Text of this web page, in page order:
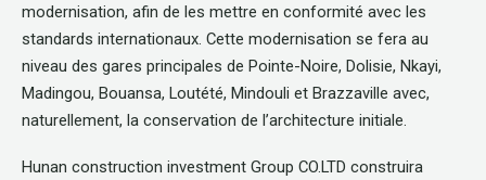
modernisation, afin de les mettre en conformité avec les
standards internationaux. Cette modernisation se fera au
niveau des gares principales de Pointe-Noire, Dolisie, Nkayi,
Madingou, Bouansa, Loutété, Mindouli et Brazzaville avec,
naturellement, la conservation de l’architecture initiale.
Hunan construction investment Group CO.LTD construira